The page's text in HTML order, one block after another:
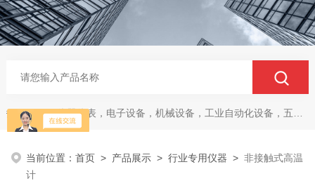
热门关键词：仪器仪表，电子设备，机械设备，工业自动化设备，五金产品，电线电缆，金属材料，电子
当前位置：首页 > 产品展示 >行业专用仪器 >非接触式高温
计